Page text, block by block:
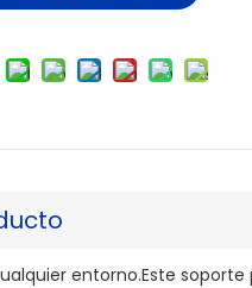
entorno.Este